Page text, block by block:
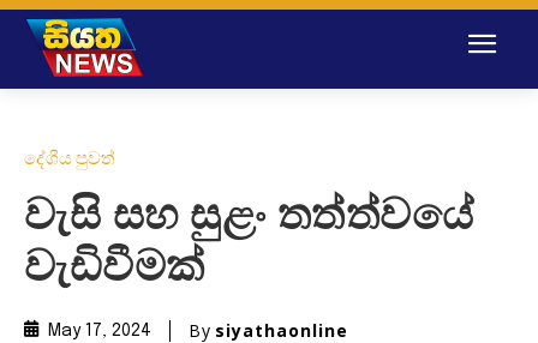
දේශීය පුවත්
වැසි සහ සුළං තත්ත්වයේ
වැඩිවීමක්
May 17, 2024 By siyathaonline